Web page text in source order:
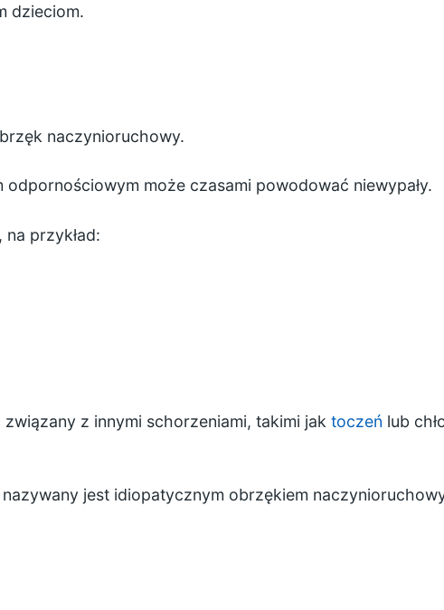
dzieciom.
naczynioruchowy.
odpornościowym może czasami powodować niewypały.
przykład:
z innymi schorzeniami, takimi jak toczeń lub
jest idiopatycznym obrzękiem